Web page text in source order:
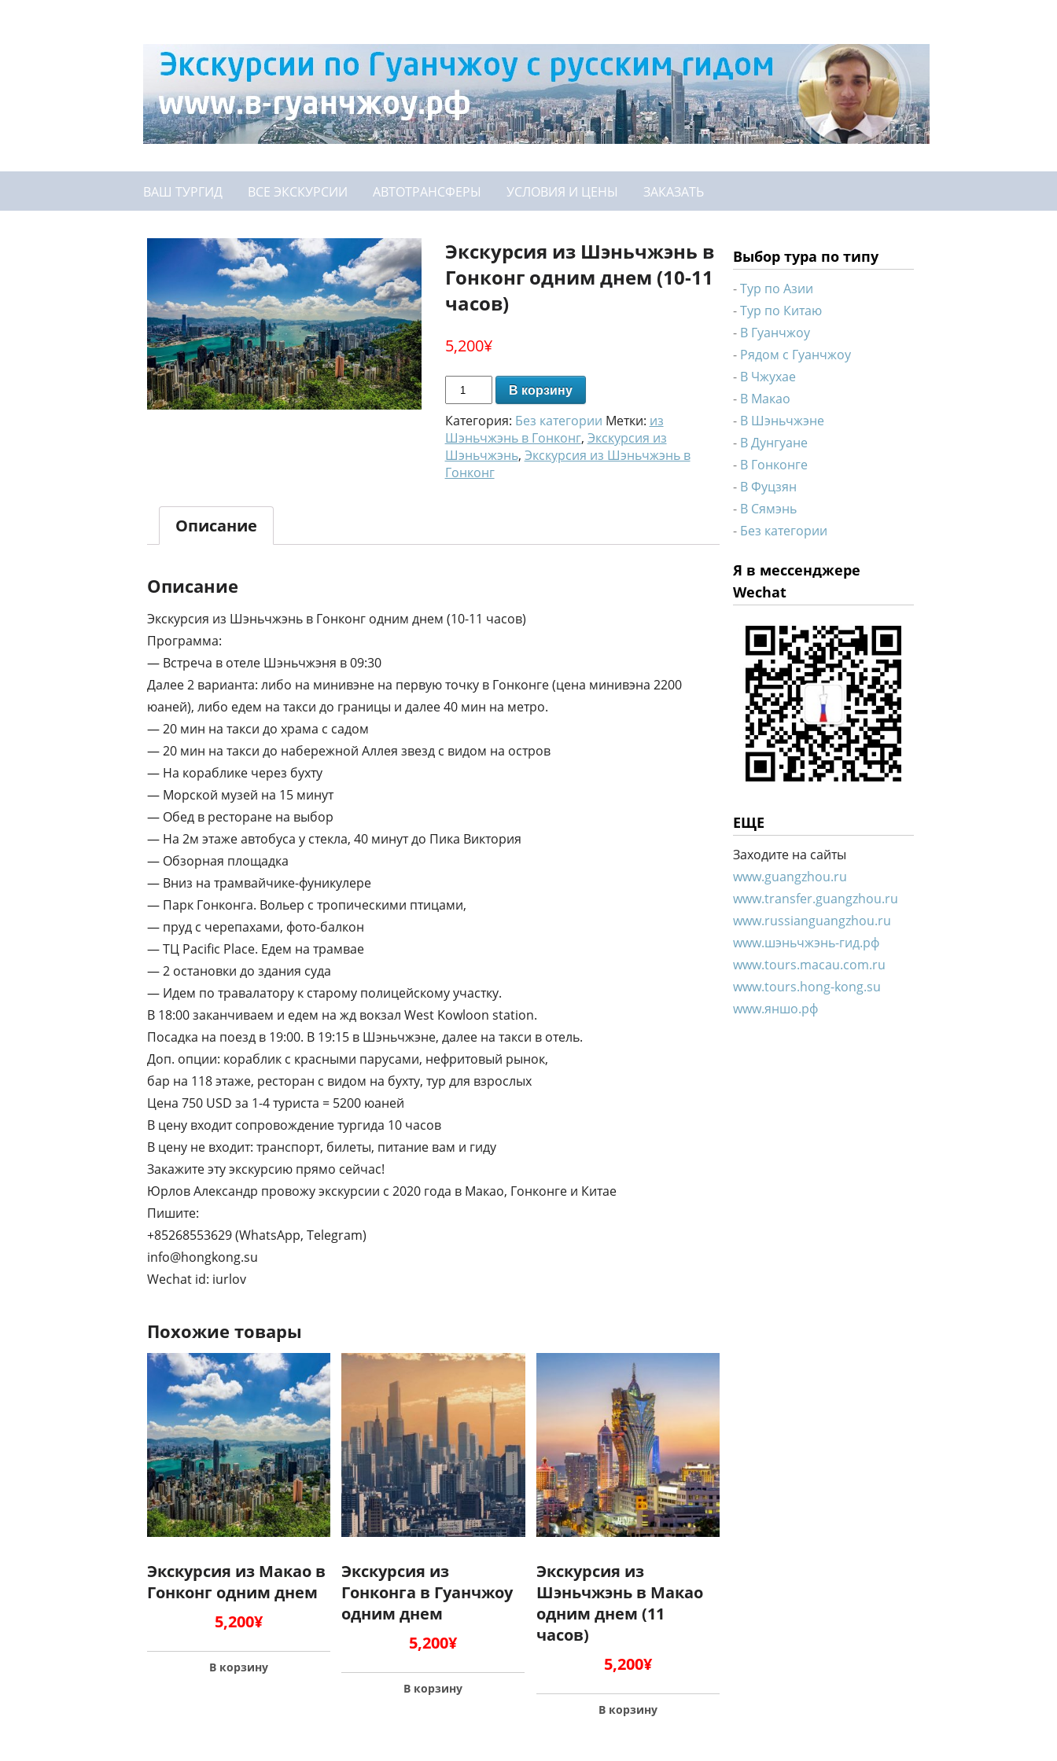
ВАШ ТУРГИД ВСЕ ЭКСКУРСИИ АВТОТРАНСФЕРЫ УСЛОВИЯ И ЦЕНЫ ЗАКАЗАТЬ
Экскурсия из Шэньчжэнь в
Гонконг одним днем (10-11
часов)
5,200¥
В корзину
Категория: Без категории Метки: из
Шэньчжэнь в Гонконг, Экскурсия из
Шэньчжэнь, Экскурсия из Шэньчжэнь в
Гонконг
Описание
Описание
Экскурсия из Шэньчжэнь в Гонконг одним днем (10-11 часов)
Программа:
— Встреча в отеле Шэньчжэня в 09:30
Далее 2 варианта: либо на минивэне на первую точку в Гонконге (цена минивэна 2200
юаней), либо едем на такси до границы и далее 40 мин на метро.
— 20 мин на такси до храма с садом
— 20 мин на такси до набережной Аллея звезд с видом на остров
— На кораблике через бухту
— Морской музей на 15 минут
— Обед в ресторане на выбор
— На 2м этаже автобуса у стекла, 40 минут до Пика Виктория
— Обзорная площадка
— Вниз на трамвайчике-фуникулере
— Парк Гонконга. Вольер с тропическими птицами,
— пруд с черепахами, фото-балкон
— ТЦ Pacific Place. Едем на трамвае
— 2 остановки до здания суда
— Идем по травалатору к старому полицейскому участку.
В 18:00 заканчиваем и едем на жд вокзал West Kowloon station.
Посадка на поезд в 19:00. В 19:15 в Шэньчжэне, далее на такси в отель.
Доп. опции: кораблик с красными парусами, нефритовый рынок,
бар на 118 этаже, ресторан с видом на бухту, тур для взрослых
Цена 750 USD за 1-4 туриста = 5200 юаней
В цену входит сопровождение тургида 10 часов
В цену не входит: транспорт, билеты, питание вам и гиду
Закажите эту экскурсию прямо сейчас!
Юрлов Александр провожу экскурсии с 2020 года в Макао, Гонконге и Китае
Пишите:
+85268553629 (WhatsApp, Telegram)
info@hongkong.su
Wechat id: iurlov
Похожие товары
Экскурсия из Макао в
Гонконг одним днем
5,200¥
В корзину
Экскурсия из
Гонконга в Гуанчжоу
одним днем
5,200¥
В корзину
Экскурсия из
Шэньчжэнь в Макао
одним днем (11
часов)
5,200¥
В корзину
Выбор тура по типу
Тур по Азии
Тур по Китаю
В Гуанчжоу
Рядом с Гуанчжоу
В Чжухае
В Макао
В Шэньчжэне
В Дунгуане
В Гонконге
В Фуцзян
В Сямэнь
Без категории
Я в мессенджере
Wechat
ЕЩЕ
Заходите на сайты
www.guangzhou.ru
www.transfer.guangzhou.ru
www.russianguangzhou.ru
www.шэньчжэнь-гид.рф
www.tours.macau.com.ru
www.tours.hong-kong.su
www.яншо.рф